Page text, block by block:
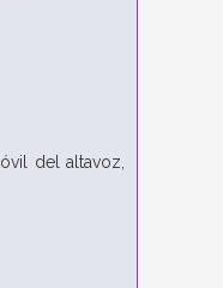
del altavoz,